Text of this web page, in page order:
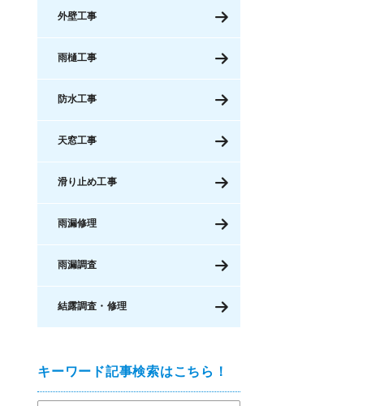
外壁工事
雨樋工事
防水工事
天窓工事
滑り止め工事
雨漏修理
雨漏調査
結露調査・修理
キーワード記事検索はこちら！